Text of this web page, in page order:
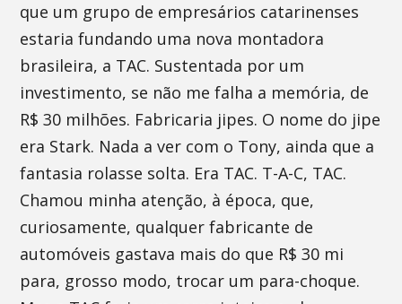
que um grupo de empresários catarinenses
estaria fundando uma nova montadora
brasileira, a TAC. Sustentada por um
investimento, se não me falha a memória, de
R$ 30 milhões. Fabricaria jipes. O nome do jipe
era Stark. Nada a ver com o Tony, ainda que a
fantasia rolasse solta. Era TAC. T-A-C, TAC.
Chamou minha atenção, à época, que,
curiosamente, qualquer fabricante de
automóveis gastava mais do que R$ 30 mi
para, grosso modo, trocar um para-choque.